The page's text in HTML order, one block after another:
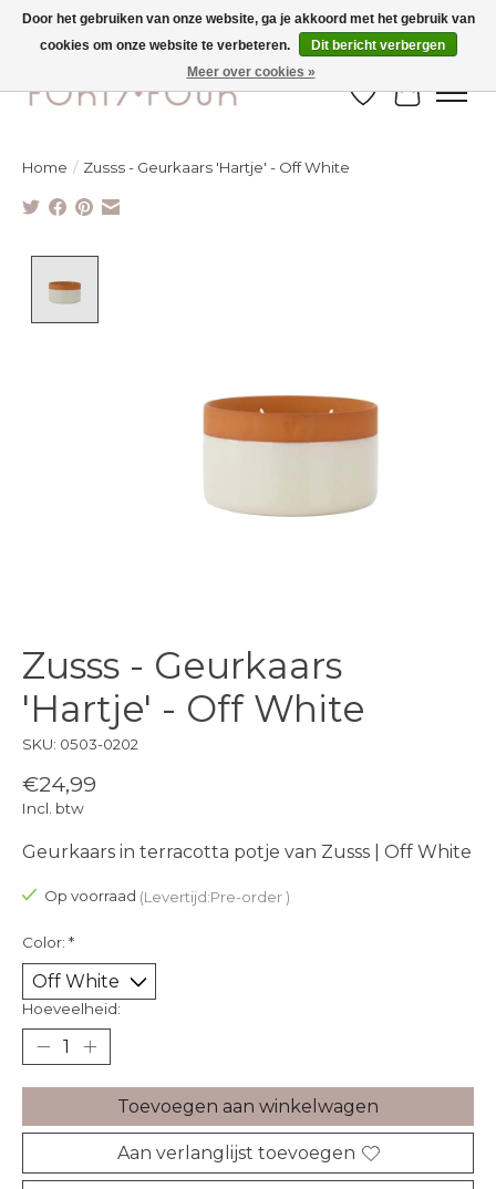
Ontdek de nieuwe najaarscollectie nu in de winkel - selectie online
Verlanglijst
Home / Zusss - Geurkaars 'Hartje' - Off White
Zusss - Geurkaars
'Hartje' - Off White
SKU: 0503-0202
€24,99
Incl. btw
Geurkaars in terracotta potje van Zusss | Off White
Op voorraad (Levertijd:Pre-order )
Color: *
Hoeveelheid:
Toevoegen aan winkelwagen
Aan verlanglijst toevoegen
Door het gebruiken van onze website, ga je akkoord met het gebruik van
cookies om onze website te verbeteren.
Dit bericht verbergen
Meer over cookies »